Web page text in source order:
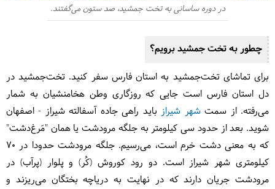
در دوره ساسانی به تخت جمشید، صد ستون می‌گفتند.
چطور به تخت جمشید برویم؟
برای تماشای تخت‌جمشید به استان فارس سفر کنید. تخت‌جمشید در
دل استان فارس است جایی که روزگاری وطن هخامنشیان به شمار
می‌رفته. از سمتشهر شیرازباید راهی جاده آسفالته شیراز - اصفهان
شوید. بعد از حدود سی کیلومتر به جلگه مرودشت یا همان "مَرغ‌دشت"
که به معنی دشت خرم است، می‌رسیم. جلگه مرودشت حدودا در 70
کیلومتری شهر شیراز است. دو رود کوروش (کُر) و پلوار (پرآب) در
مرودشت جریان دارند که در نهایت به دریاچه بختگان می‌ریزند و